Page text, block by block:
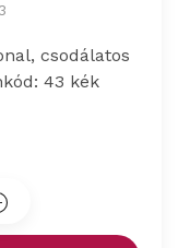
csodálatos
43 kék